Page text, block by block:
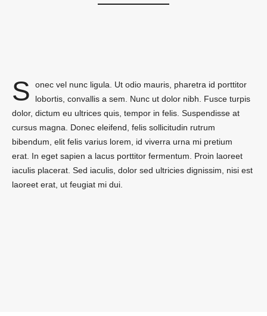
S
onec vel nunc ligula. Ut odio mauris, pharetra id porttitor
lobortis, convallis a sem. Nunc ut dolor nibh. Fusce turpis
dolor, dictum eu ultrices quis, tempor in felis. Suspendisse at
cursus magna. Donec eleifend, felis sollicitudin rutrum
bibendum, elit felis varius lorem, id viverra urna mi pretium
erat. In eget sapien a lacus porttitor fermentum. Proin laoreet
iaculis placerat. Sed iaculis, dolor sed ultricies dignissim, nisi est
laoreet erat, ut feugiat mi dui.